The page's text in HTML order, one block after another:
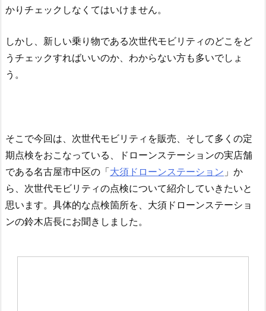
かりチェックしなくてはいけません。
しかし、新しい乗り物である次世代モビリティのどこをど
うチェックすればいいのか、わからない方も多いでしょ
う。
そこで今回は、次世代モビリティを販売、そして多くの定
期点検をおこなっている、ドローンステーションの実店舗
である名古屋市中区の「大須ドローンステーション 」か
ら、次世代モビリティの点検について紹介していきたいと
思います。具体的な点検箇所を、大須ドローンステーショ
ンの鈴木店長にお聞きしました。